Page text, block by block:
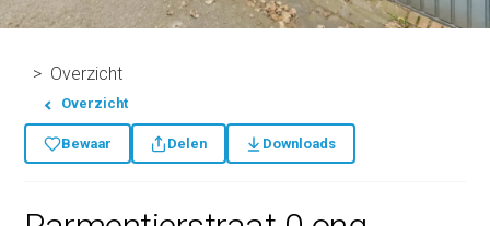
Overzicht
Overzicht
Bewaar Delen Downloads